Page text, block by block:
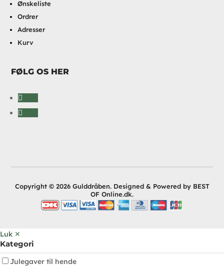
Ønskeliste
Ordrer
Adresser
Kurv
FØLG OS HER
Copyright © 2026 Gulddråben. Designed & Powered by BEST
OF Online.dk.
Luk ✕
Kategori
Julegaver til hende